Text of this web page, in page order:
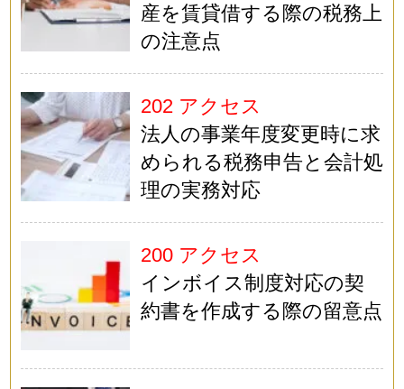
産を賃貸借する際の税務上
の注意点
202 アクセス
法人の事業年度変更時に求
められる税務申告と会計処
理の実務対応
200 アクセス
インボイス制度対応の契
約書を作成する際の留意点